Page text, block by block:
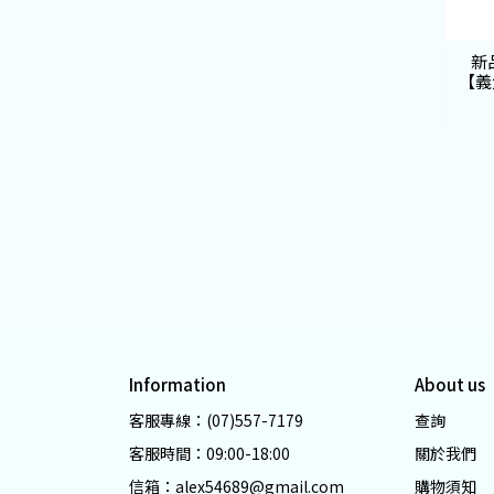
新
【
Information
客服專線：(07)557-7179
客服時間：09:00-18:00
信箱：alex54689@gmail.com
About us
查詢
關於我們
購物須知